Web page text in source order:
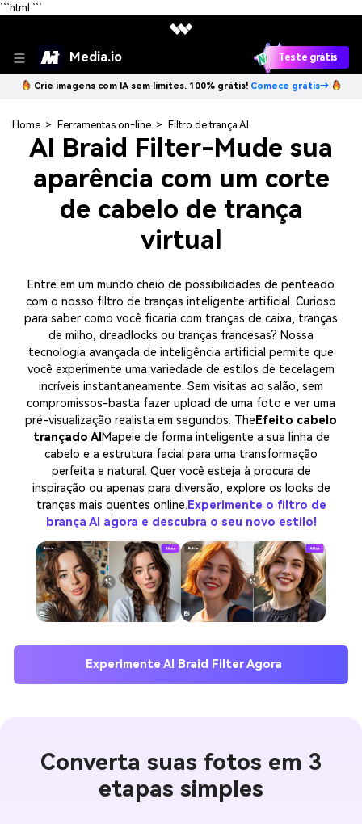
```html ```
Media.io Teste grátis
Crie imagens com IA sem limites. 100% grátis! Comece grátis→
Home > Ferramentas on-line > Filtro de trança AI
AI Braid Filter-Mude sua
aparência com um corte
de cabelo de trança
virtual
Entre em um mundo cheio de possibilidades de penteado
com o nosso filtro de tranças inteligente artificial. Curioso
para saber como você ficaria com tranças de caixa, tranças
de milho, dreadlocks ou tranças francesas? Nossa
tecnologia avançada de inteligência artificial permite que
você experimente uma variedade de estilos de tecelagem
incríveis instantaneamente. Sem visitas ao salão, sem
compromissos-basta fazer upload de uma foto e ver uma
pré-visualização realista em segundos. The Efeito cabelo
trançado AI Mapeie de forma inteligente a sua linha de
cabelo e a estrutura facial para uma transformação
perfeita e natural. Quer você esteja à procura de
inspiração ou apenas para diversão, explore os looks de
tranças mais quentes online. Experimente o filtro de
brança AI agora e descubra o seu novo estilo!
Experimente AI Braid Filter Agora
Converta suas fotos em 3
etapas simples